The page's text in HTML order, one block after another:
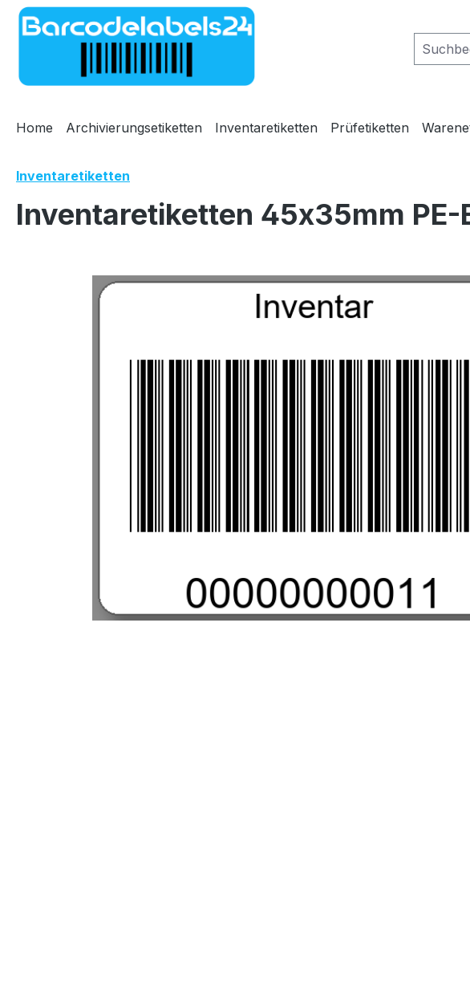
Hauptinhalt springen
Zur Suche springen
Zur Hauptnavigation springen
Home Archivierungsetiketten Inventaretiketten Prüfetiketten
Inventaretiketten
Inventaretiketten 45x35mm
Bildergalerie überspringen